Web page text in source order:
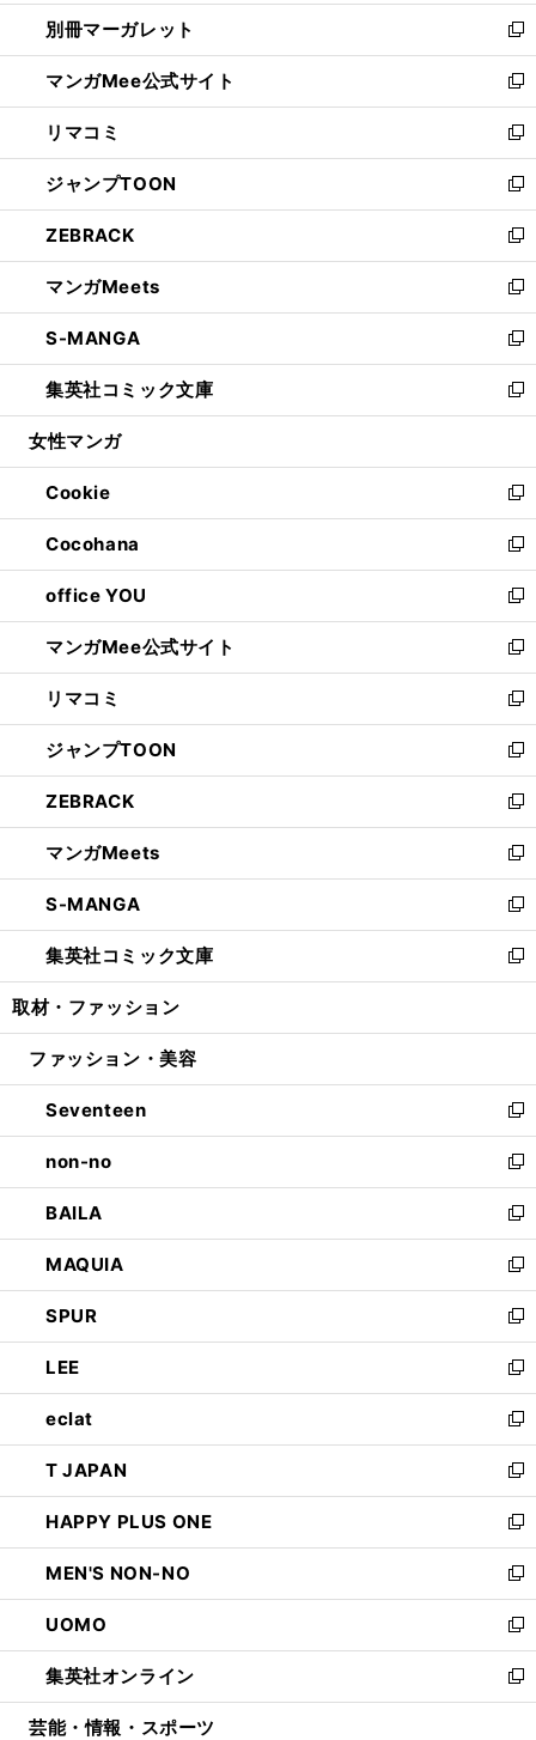
く
ウ
で
開
く
ウ
ィ
ン
ド
ウ
で
開
く
し
い
ウ
ィ
ン
ド
ウ
で
開
く
別冊マーガレット
新
し
い
ウ
ィ
ン
ド
ウ
で
開
く
マンガMee公式サイト
新
し
い
ウ
ィ
ン
ド
ウ
で
開
く
リマコミ
新
し
い
ウ
ィ
ン
ド
ウ
で
開
く
ジャンプTOON
新
し
い
ウ
ィ
ン
ド
ウ
で
開
ZEBRACK
新
し
い
ウ
ィ
ン
ド
ウ
開
く
マンガMeets
新
し
い
ウ
ィ
ン
ウ
で
開
く
S-MANGA
新
し
い
ウ
ン
ド
ウ
で
開
く
集英社コミック文庫
新
し
ウ
ィ
ン
ド
ウ
で
開
く
女性マンガ
Cookie
新
し
い
ウ
ィ
ン
ド
ウ
で
開
く
Cocohana
新
し
い
ウ
ィ
ン
ド
ウ
で
開
く
office YOU
新
し
い
ウ
ィ
ン
ド
ウ
で
開
く
マンガMee公式サイト
新
し
い
ウ
ィ
ン
ド
ウ
で
開
く
リマコミ
新
し
い
ウ
ィ
ン
ド
ウ
で
開
く
ジャンプTOON
新
し
い
ウ
ィ
ン
ド
ウ
で
開
ZEBRACK
新
し
い
ウ
ィ
ン
ド
ウ
開
マンガMeets
新
し
い
ウ
ィ
ン
ウ
開
く
S-MANGA
新
し
い
ウ
ン
ウ
で
開
く
集英社コミック文庫
新
し
ウ
ン
ド
ウ
で
開
く
取材・ファッション
ファッション・美容
Seventeen
新
し
い
ウ
ィ
ン
ド
ウ
で
開
く
non-no
新
し
い
ウ
ィ
ン
ド
ウ
で
開
く
BAILA
新
し
い
ウ
ィ
ン
ド
ウ
で
開
く
MAQUIA
新
し
い
ウ
ィ
ン
ド
ウ
で
開
く
SPUR
新
し
い
ウ
ィ
ン
ド
ウ
で
開
く
LEE
新
し
い
ウ
ィ
ン
ド
ウ
で
開
く
eclat
新
し
い
ウ
ィ
ン
ド
ウ
で
開
く
T JAPAN
新
し
い
ウ
ィ
ン
ド
ウ
で
開
HAPPY PLUS ONE
新
し
い
ウ
ィ
ン
ド
ウ
MEN'S NON-NO
新
し
い
ウ
ィ
ン
UOMO
新
し
い
ウ
集英社オンライン
新
し
芸能・情報・スポーツ